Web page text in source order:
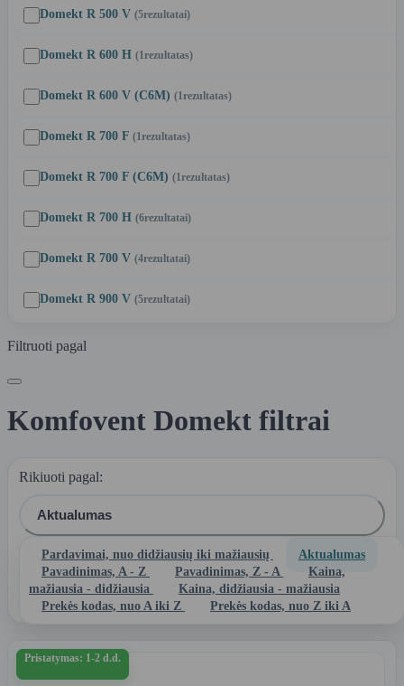
Domekt R 500 V (5rezultatai)
Domekt R 600 H (1 rezultatas)
Domekt R 600 V (C6M) (1 rezultatas)
Domekt R 700 F (1 rezultatas)
Domekt R 700 F (C6M) (1 rezultatas)
Domekt R 700 H (6rezultatai)
Domekt R 700 V (4rezultatai)
Domekt R 900 V (5rezultatai)
Filtruoti pagal
Komfovent Domekt filtrai
Rasta 33 prekės(-ių).
Rikiuoti pagal:
Aktualumas
Pardavimai, nuo didžiausių iki mažiausių
Aktualumas
Pavadinimas, A - Z
Pavadinimas, Z - A
Kaina,
mažiausia - didžiausia
Kaina, didžiausia - mažiausia
Prekės kodas, nuo A iki Z
Prekės kodas, nuo Z iki A
 Filtras
Pristatymas: 1-2 d.d.